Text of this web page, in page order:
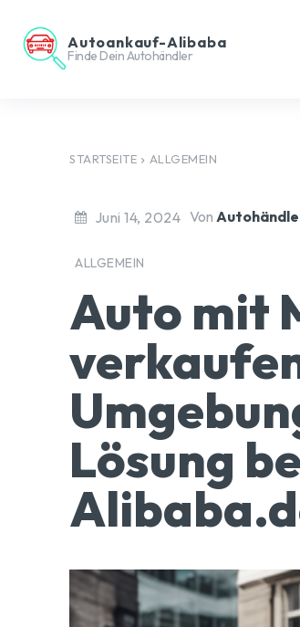
Autoankauf-Alibaba
Finde Dein Autohändler
STARTSEITE ALLGEMEIN
Juni 14, 2024 Von
ALLGEMEIN
Auto mit
Lösung